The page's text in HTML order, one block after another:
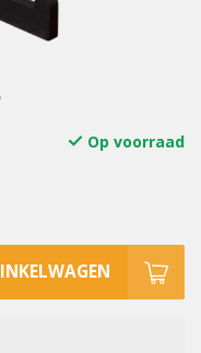
Op voorraad